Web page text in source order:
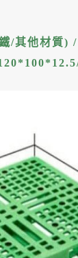
/其他材質) /